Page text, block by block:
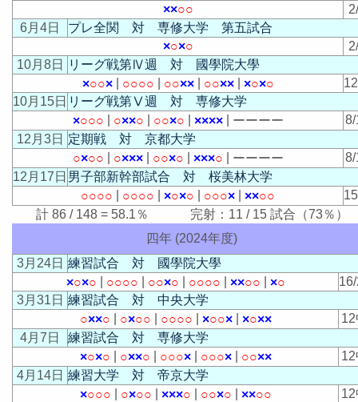
××○○
6月4日
プレ全関 対 専修大学 第五試合
×○×○
10月8日
リーグ戦第Ⅳ週 対 國學院大學
×○○×| ○○○○ ○○××| ○○××| ×○×○
10月15日 リーグ戦第Ⅴ週 対 専修大学
×○○○ ○××○ ○○×○ ××××| ーーーー
8/
12月3日 定期戦 対 京都大学
○×○○ ○×××| ○○×○ ×××○ ーーーー
8/
12月17日 男子部新幹部試合 対 桜美林大学
○○○○ ○○○○ ×○×○ ○○○× ××○○
計 86 / 148 = 58.1％ 完射：11 / 15 試合（73％）
四年 (2024年度)
3月24日 練習試合 対 國學院大學
×○×○ ○○○○ ○○×○ ○○○○ ××○○ ×○
3月31日 練習試合 対 中央大学
○××○ ○×○○ ○○○○ ×○○×| ×○××
4月7日
練習試合 対 専修大学
×○×○ ○××○ ○○○×| ○○○×| ○○××
4月14日 練習大学 対 帝京大学
×○○○ ○×○○ ×××○ ○○×○ ××○○